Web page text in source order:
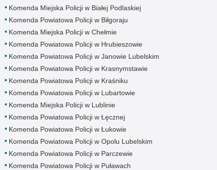
Komenda Miejska Policji w Białej Podlaskiej
Komenda Powiatowa Policji w Biłgoraju
Komenda Miejska Policji w Chełmie
Komenda Powiatowa Policji w Hrubieszowie
Komenda Powiatowa Policji w Janowie Lubelskim
Komenda Powiatowa Policji w Krasnymstawie
Komenda Powiatowa Policji w Kraśniku
Komenda Powiatowa Policji w Lubartowie
Komenda Miejska Policji w Lublinie
Komenda Powiatowa Policji w Łęcznej
Komenda Powiatowa Policji w Łukowie
Komenda Powiatowa Policji w Opolu Lubelskim
Komenda Powiatowa Policji w Parczewie
Komenda Powiatowa Policji w Puławach